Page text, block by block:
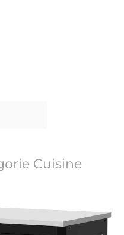
Cuisine